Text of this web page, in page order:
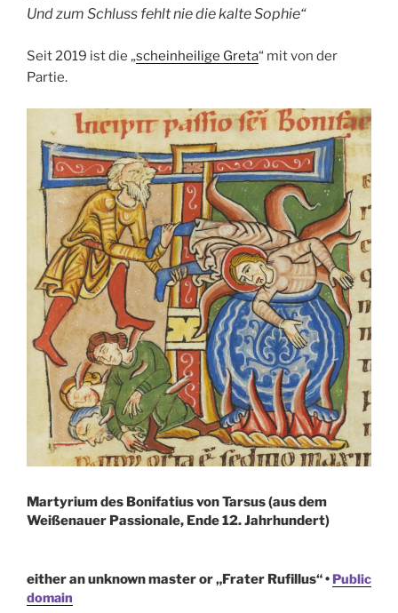
Und zum Schluss fehlt nie die kalte Sophie“
Seit 2019 ist die „scheinheilige Greta“ mit von der
Partie.
Martyrium des Bonifatius von Tarsus (aus dem
Weißenauer Passionale, Ende 12. Jahrhundert)
either an unknown master or „Frater Rufillus“ • Public
domain